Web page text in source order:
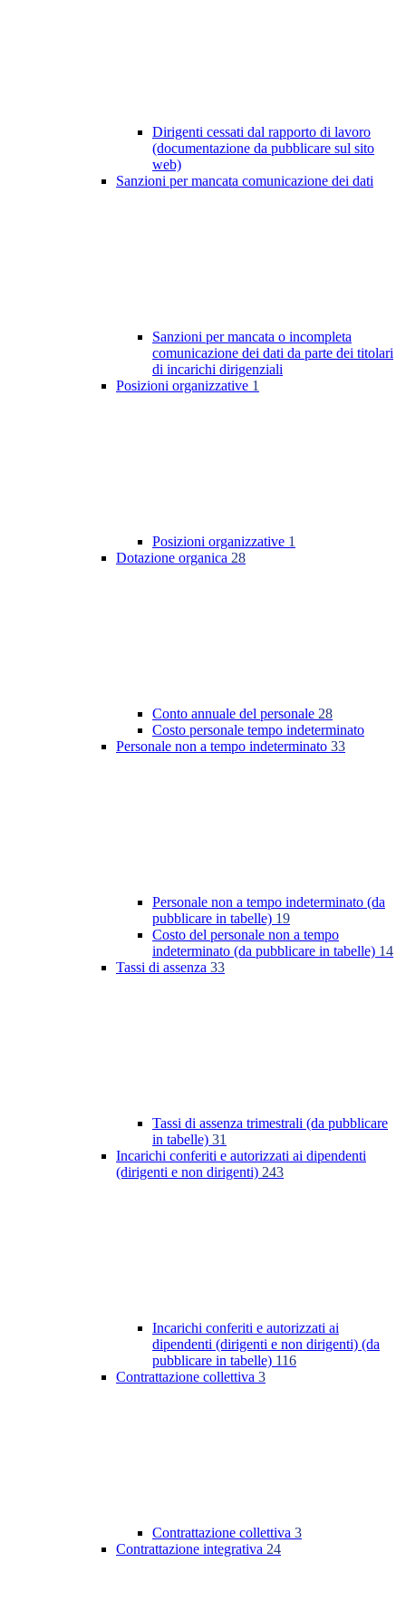
Dirigenti cessati dal rapporto di lavoro
(documentazione da pubblicare sul sito
web)
Sanzioni per mancata comunicazione dei dati
Sanzioni per mancata o incompleta
comunicazione dei dati da parte dei titolari
di incarichi dirigenziali
Posizioni organizzative 1
Posizioni organizzative 1
Dotazione organica 28
Conto annuale del personale 28
Costo personale tempo indeterminato
Personale non a tempo indeterminato 33
Personale non a tempo indeterminato (da
pubblicare in tabelle) 19
Costo del personale non a tempo
indeterminato (da pubblicare in tabelle) 14
Tassi di assenza 33
Tassi di assenza trimestrali (da pubblicare
in tabelle) 31
Incarichi conferiti e autorizzati ai dipendenti
(dirigenti e non dirigenti) 243
Incarichi conferiti e autorizzati ai
dipendenti (dirigenti e non dirigenti) (da
pubblicare in tabelle) 116
Contrattazione collettiva 3
Contrattazione collettiva 3
Contrattazione integrativa 24